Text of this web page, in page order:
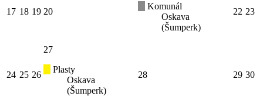
17 18 19 20
Komunál
Oskava
(Šumperk)
22 23
24 25 26
27
Plasty
Oskava
(Šumperk)
28 29 30